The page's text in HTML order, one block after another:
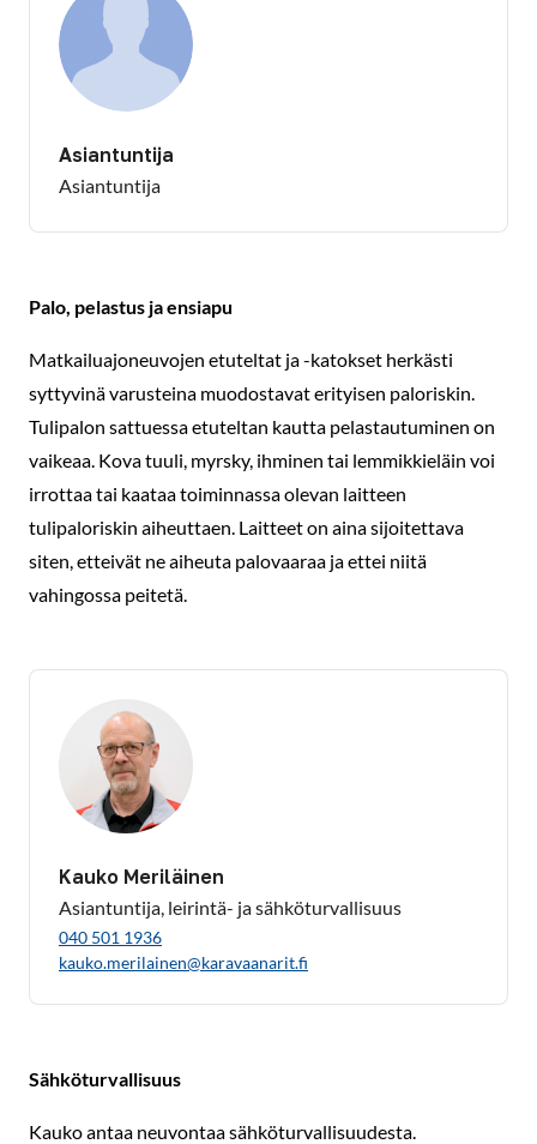
Asiantuntija
Asiantuntija
Palo, pelastus ja ensiapu
Matkailuajoneuvojen etuteltat ja -katokset herkästi
syttyvinä varusteina muodostavat erityisen paloriskin.
Tulipalon sattuessa etuteltan kautta pelastautuminen on
vaikeaa. Kova tuuli, myrsky, ihminen tai lemmikkieläin voi
irrottaa tai kaataa toiminnassa olevan laitteen
tulipaloriskin aiheuttaen. Laitteet on aina sijoitettava
siten, etteivät ne aiheuta palovaaraa ja ettei niitä
vahingossa peitetä.
Kauko Meriläinen
Asiantuntija, leirintä- ja sähköturvallisuus
040 501 1936
kauko.merilainen@karavaanarit.fi
Sähköturvallisuus
Kauko antaa neuvontaa sähköturvallisuudesta.